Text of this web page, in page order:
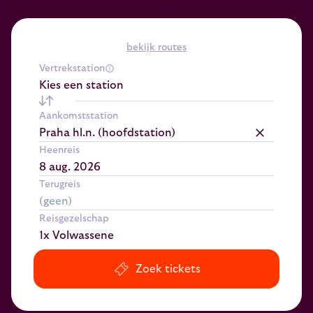
bekijk routes
Vertrekstation
Kies een station
Aankomststation
Praha hl.n. (hoofdstation)
Heenreis
Terugreis
Reisgezelschap
1x Volwassene
Zoek tickets